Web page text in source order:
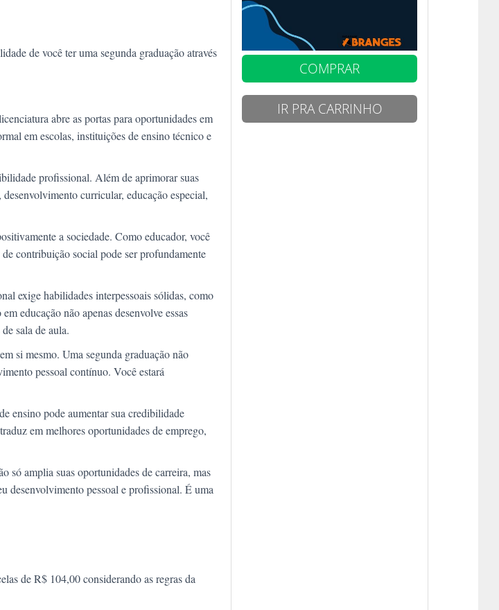
de você ter uma segunda graduação através
abre as portas para oportunidades em
em escolas, instituições de ensino técnico e
profissional. Além de aprimorar suas
curricular, educação especial,
a sociedade. Como educador, você
contribuição social pode ser profundamente
exige habilidades interpessoais sólidas, como
educação não apenas desenvolve essas
sala de aula.
si mesmo. Uma segunda graduação não
pessoal contínuo. Você estará
ensino pode aumentar sua credibilidade
em melhores oportunidades de emprego,
só amplia suas oportunidades de carreira, mas
desenvolvimento pessoal e profissional. É uma
de R$ 104,00 considerando as regras da
COMPRAR
IR PRA CARRINHO